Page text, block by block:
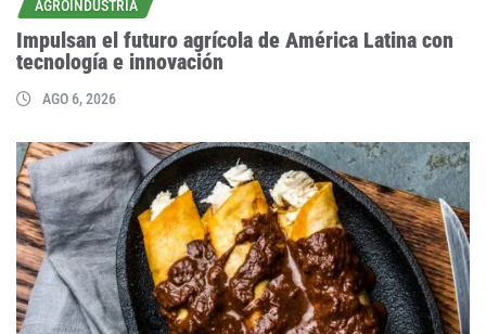
AGROINDUSTRIA
Impulsan el futuro agrícola de América Latina con
tecnología e innovación
AGO 6, 2026